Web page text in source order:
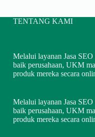
TENTANG KAMI
Melalui layanan Jasa
baik perusahaan, UKM
produk mereka secara
Melalui layanan Jasa
baik perusahaan, UKM
produk mereka secara